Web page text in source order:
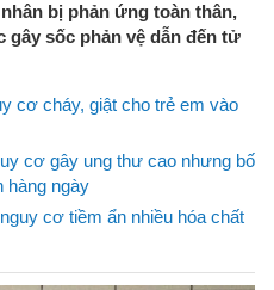
bị phản ứng toàn thân,
sốc phản vệ dẫn đến tử
cơ cháy, giật cho trẻ em vào
cơ gây ung thư cao nhưng bố
hàng ngày
cơ tiềm ẩn nhiều hóa chất